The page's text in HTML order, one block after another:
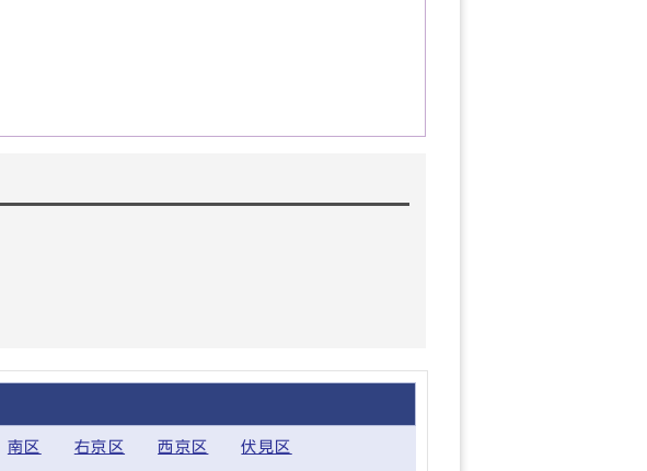
南区 右京区 西京区 伏見区